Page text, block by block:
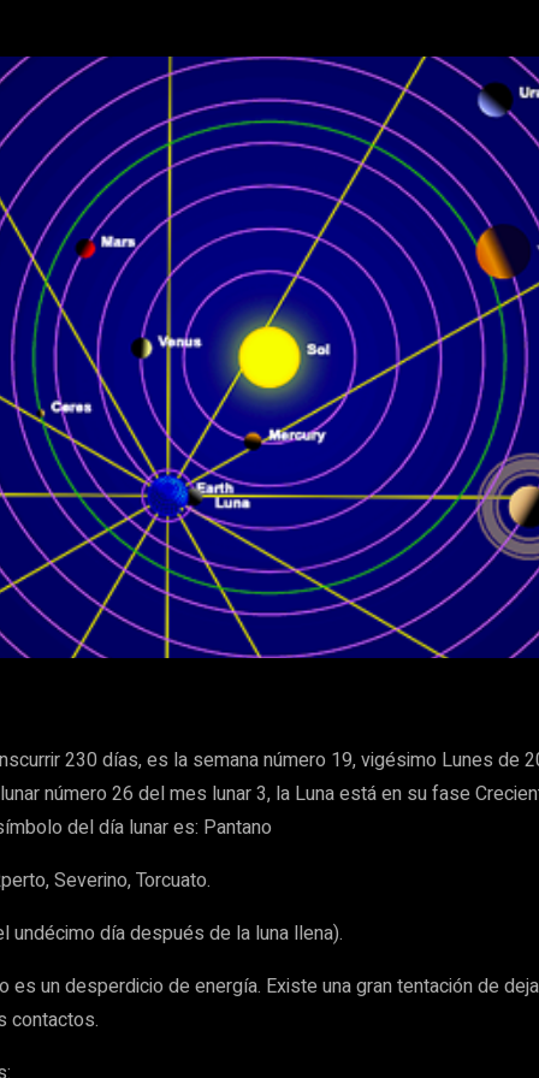
WhatsApp
230 días, es la semana número 19, vigésimo Lunes de
número 26 del mes lunar 3, la Luna está en su fase
del día lunar es: Pantano
Severino, Torcuato.
undécimo día después de la luna llena).
un desperdicio de energía. Existe una gran tentación de
contactos.